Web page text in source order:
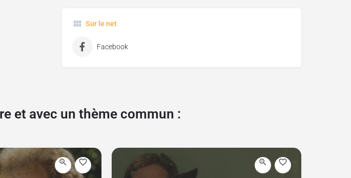
Sur le net
Facebook
et avec un thème commun :